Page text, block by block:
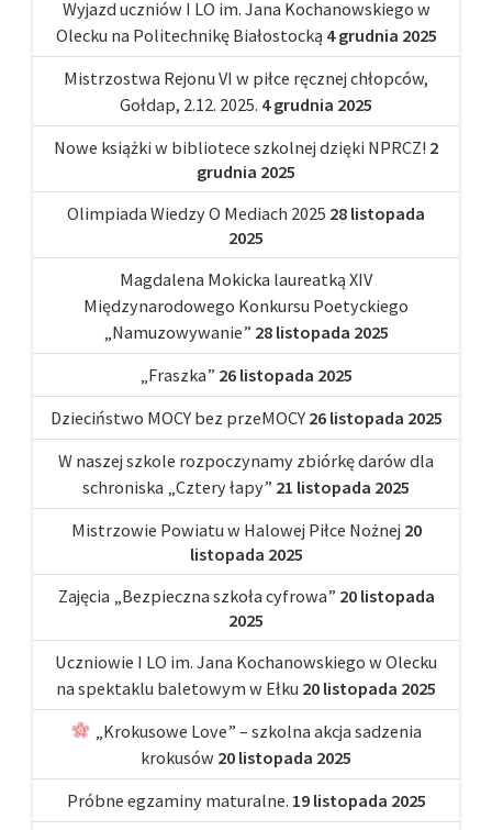
Wyjazd uczniów I LO im. Jana Kochanowskiego w
Olecku na Politechnikę Białostocką 4 grudnia 2025
Mistrzostwa Rejonu VI w piłce ręcznej chłopców,
Gołdap, 2.12. 2025. 4 grudnia 2025
Nowe książki w bibliotece szkolnej dzięki NPRCZ! 2
grudnia 2025
Olimpiada Wiedzy O Mediach 2025 28 listopada
2025
Magdalena Mokicka laureatką XIV
Międzynarodowego Konkursu Poetyckiego
„Namuzowywanie” 28 listopada 2025
„Fraszka” 26 listopada 2025
Dzieciństwo MOCY bez przeMOCY 26 listopada 2025
W naszej szkole rozpoczynamy zbiórkę darów dla
schroniska „Cztery łapy” 21 listopada 2025
Mistrzowie Powiatu w Halowej Piłce Nożnej 20
listopada 2025
Zajęcia „Bezpieczna szkoła cyfrowa” 20 listopada
2025
Uczniowie I LO im. Jana Kochanowskiego w Olecku
na spektaklu baletowym w Ełku 20 listopada 2025
„Krokusowe Love” – szkolna akcja sadzenia
krokusów 20 listopada 2025
Próbne egzaminy maturalne. 19 listopada 2025